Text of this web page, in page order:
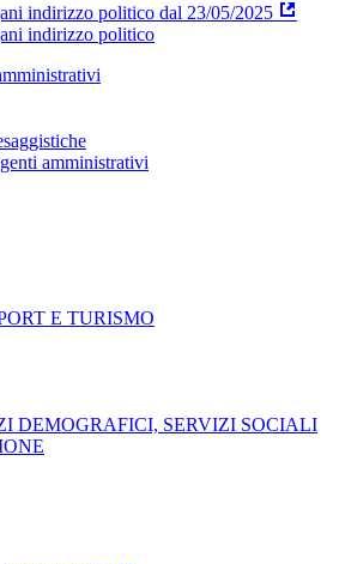
indirizzo politico dal 23/05/2025
indirizzo politico
amministrativi
E TURISMO
DEMOGRAFICI, SERVIZI SOCIALI